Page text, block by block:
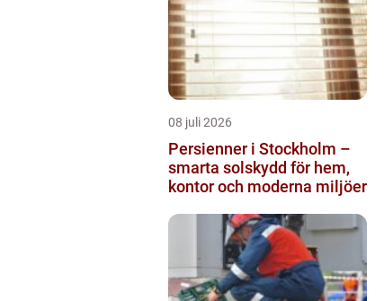
08 juli 2026
Persienner i Stockholm –
smarta solskydd för hem,
kontor och moderna miljöer